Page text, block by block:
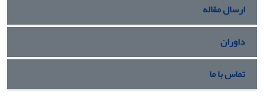
ارسال مقاله
داوران
تماس با ما